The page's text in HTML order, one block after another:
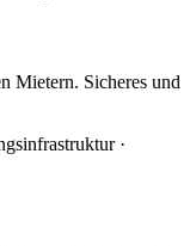
Mietern. Sicheres und
·